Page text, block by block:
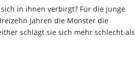
in ihnen verbirgt? Für die junge
Jahren die Monster die
schlägt sie sich mehr schlecht als